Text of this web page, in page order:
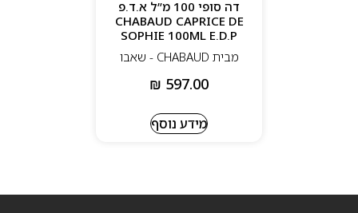
עמידות רכה ונעימה לאורך היום
עיצוב נקי ושקט שמעצים את חוויית היוקרה
דה סופי 100 מ”ל א.ד.פ
CHABAUD CAPRICE DE
SOPHIE 100ML E.D.P
מבית CHABAUD - שאבו
₪ 597.00
מידע נוסף